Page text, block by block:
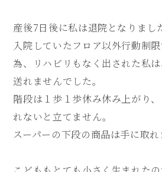
産後7日後に私は退院となりまし
入院していたフロア以外行動制
為、リハビリもなく出された私
送れませんでした。
階段は１歩１歩休み休み上がり
れないと立てません。
スーパーの下段の商品は手に取れ